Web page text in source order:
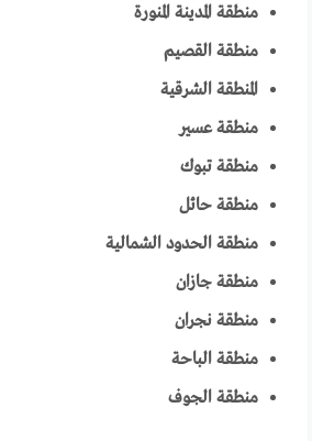
منطقة المدينة المنورة
منطقة القصيم
المنطقة الشرقية
منطقة عسير
منطقة تبوك
منطقة حائل
منطقة الحدود الشمالية
منطقة جازان
منطقة نجران
منطقة الباحة
منطقة الجوف